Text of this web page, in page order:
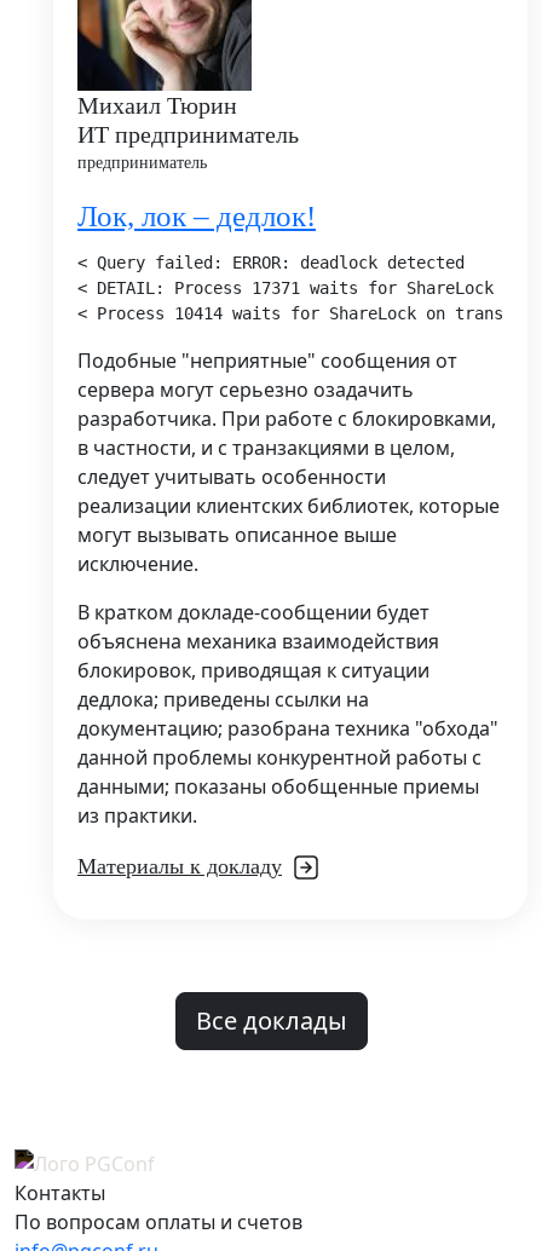
Михаил Тюрин
ИТ предприниматель
предприниматель
Лок, лок – дедлок!
< Query failed: ERROR: deadlock detected
< DETAIL: Process 17371 waits for ShareLock
Подобные "неприятные" сообщения от
сервера могут серьезно озадачить
разработчика. При работе с блокировками,
в частности, и с транзакциями в целом,
следует учитывать особенности
реализации клиентских библиотек, которые
могут вызывать описанное выше
исключение.
В кратком докладе-сообщении будет
объяснена механика взаимодействия
блокировок, приводящая к ситуации
дедлока; приведены ссылки на
документацию; разобрана техника "обхода"
данной проблемы конкурентной работы с
данными; показаны обобщенные приемы
из практики.
Материалы к докладу
Все доклады
Контакты
По вопросам оплаты и счетов